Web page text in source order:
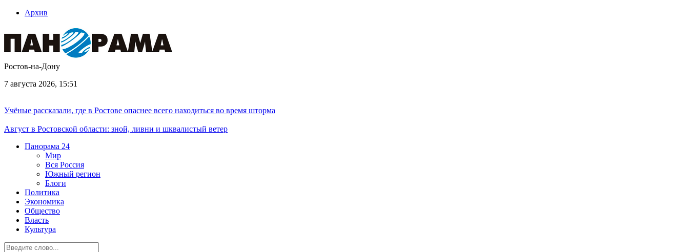
Архив
Ростов-на-Дону
7 августа 2026, 15:51
Учёные рассказали, где в Ростове опаснее всего находиться во время шторма
Август в Ростовской области: зной, ливни и шквалистый ветер
Панорама 24
Мир
Вся Россия
Южный регион
Блоги
Политика
Экономика
Общество
Власть
Культура